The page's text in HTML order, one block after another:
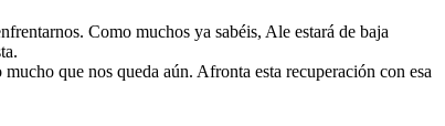
Como muchos ya sabéis, Ale estará de baja
que nos queda aún. Afronta esta recuperación con esa